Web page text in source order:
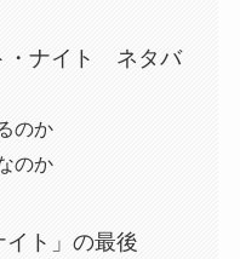
・ナイト ネタバ
のか
のか
イト」の最後